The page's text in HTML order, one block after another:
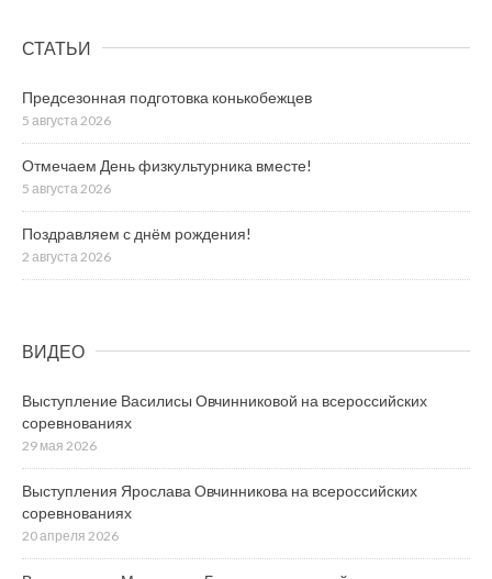
СТАТЬИ
Предсезонная подготовка конькобежцев
5 августа 2026
Отмечаем День физкультурника вместе!
5 августа 2026
Поздравляем с днём рождения!
2 августа 2026
ВИДЕО
Выступление Василисы Овчинниковой на всероссийских
соревнованиях
29 мая 2026
Выступления Ярослава Овчинникова на всероссийских
соревнованиях
20 апреля 2026